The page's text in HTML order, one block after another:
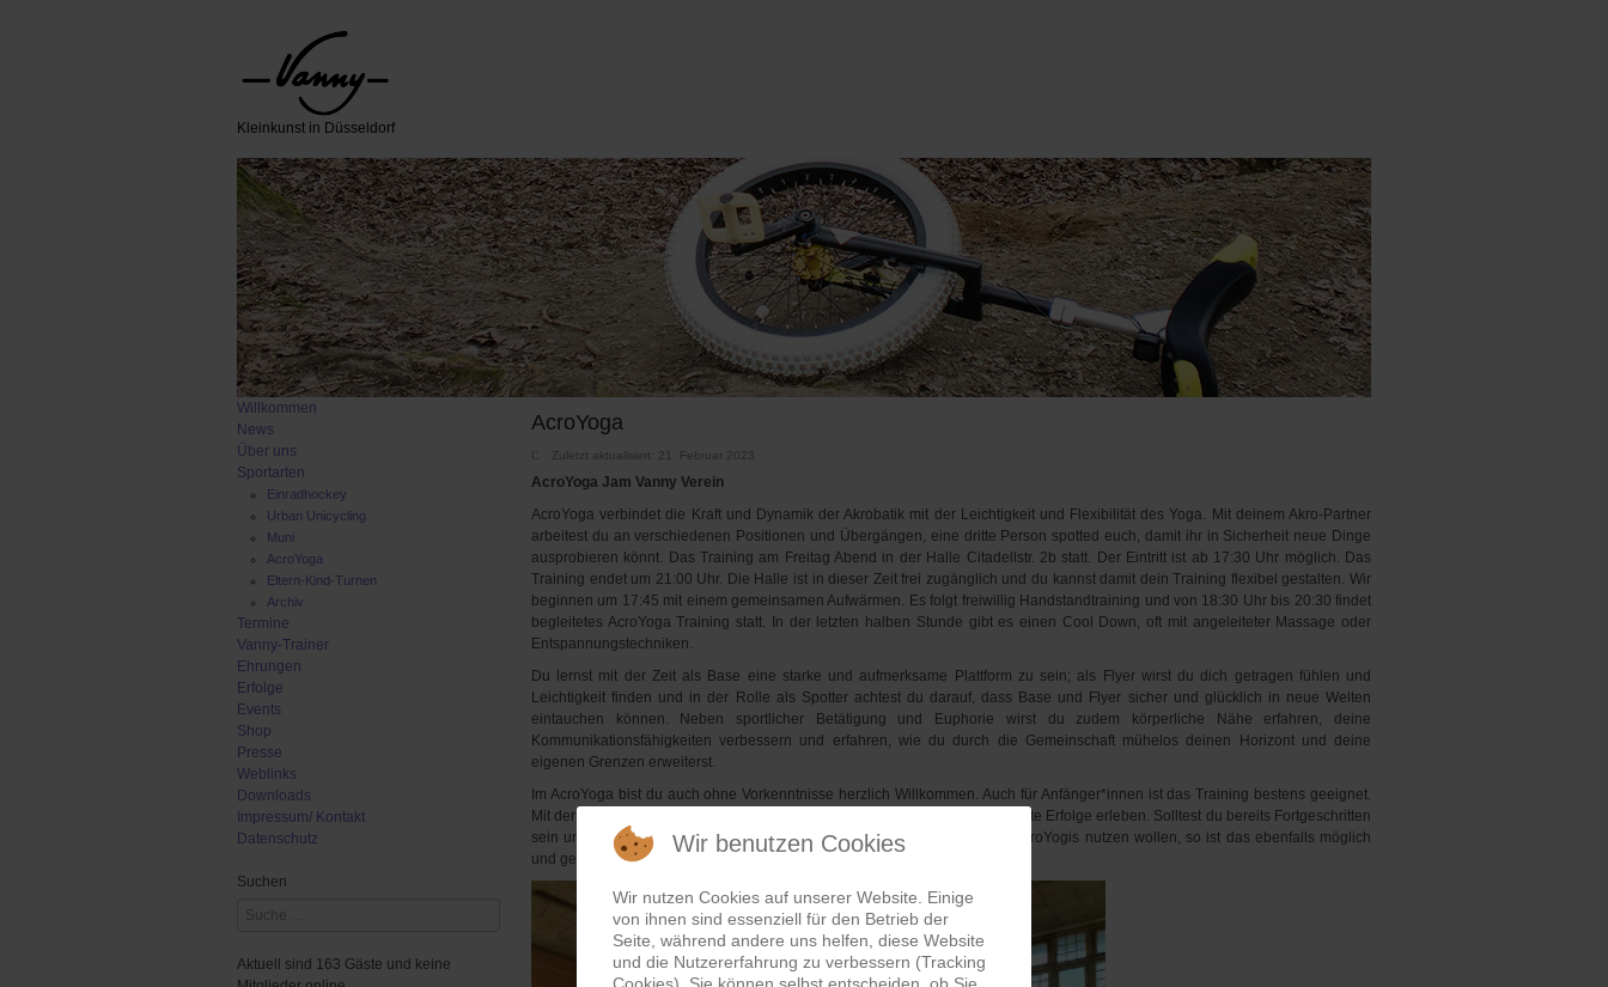
Kleinkunst in Düsseldorf
Willkommen
News
Über uns
Sportarten
Einradhockey
Urban Unicycling
Muni
AcroYoga
Eltern-Kind-Turnen
Archiv
Termine
Vanny-Trainer
Ehrungen
Erfolge
Events
Shop
Presse
Weblinks
Downloads
Impressum/ Kontakt
Datenschutz
Suchen
Aktuell sind 163 Gäste und keine
AcroYoga
Zuletzt aktualisiert: 21. Februar 2023
AcroYoga Jam Vanny Verein
AcroYoga verbindet die Kraft und Dynamik der Akrobatik mit der Leichtigkeit und Flexibilität des Yoga. Mit deinem Akro-Partner
arbeitest du an verschiedenen Positionen und Übergängen, eine dritte Person spotted euch, damit ihr in Sicherheit neue Dinge
ausprobieren könnt. Das Training am Freitag Abend in der Halle Citadellstr. 2b statt. Der Eintritt ist ab 17:30 Uhr möglich. Das
Training endet um 21:00 Uhr. Die Halle ist in dieser Zeit frei zugänglich und du kannst damit dein Training flexibel gestalten. Wir
beginnen um 17:45 mit einem gemeinsamen Aufwärmen. Es folgt freiwillig Handstandtraining und von 18:30 Uhr bis 20:30 findet
begleitetes AcroYoga Training statt. In der letzten halben Stunde gibt es einen Cool Down, oft mit angeleiteter Massage oder
Entspannungstechniken.
Du lernst mit der Zeit als Base eine starke und aufmerksame Plattform zu sein; als Flyer wirst du dich getragen fühlen und
Leichtigkeit finden und in der Rolle als Spotter achtest du darauf, dass Base und Flyer sicher und glücklich in neue Welten
eintauchen können. Neben sportlicher Betätigung und Euphorie wirst du zudem körperliche Nähe erfahren, deine
Kommunikationsfähigkeiten verbessern und erfahren, wie du durch die Gemeinschaft mühelos deinen Horizont und deine
eigenen Grenzen erweiterst.
Im AcroYoga bist du auch ohne Vorkenntnisse herzlich Willkommen. Auch für Anfänger*innen ist das Training bestens geeignet.
Mit der Zeit baust du Kraft und Beweglichkeit auf und du wirst schon bald erste Erfolge erleben. Solltest du bereits Fortgeschritten
sein und die Halle lediglich zum Üben oder zum Kennenlernen anderer AcroYogis nutzen wollen, so ist das ebenfalls möglich
und gern gesehen. Play Safe and Enjoy the Jam.
Wir benutzen Cookies
Wir nutzen Cookies auf unserer Website. Einige
von ihnen sind essenziell für den Betrieb der
Seite, während andere uns helfen, diese Website
und die Nutzererfahrung zu verbessern (Tracking